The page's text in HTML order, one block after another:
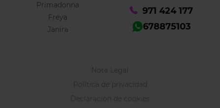
Primadonna
Freya
Janira
971 424 177
678875103
Nota Legal
Política de privacidad
Declaración de cookies